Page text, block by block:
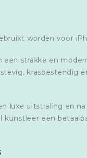
worden voor
strakke en
krasbestendig
luxe uitstraling en
een